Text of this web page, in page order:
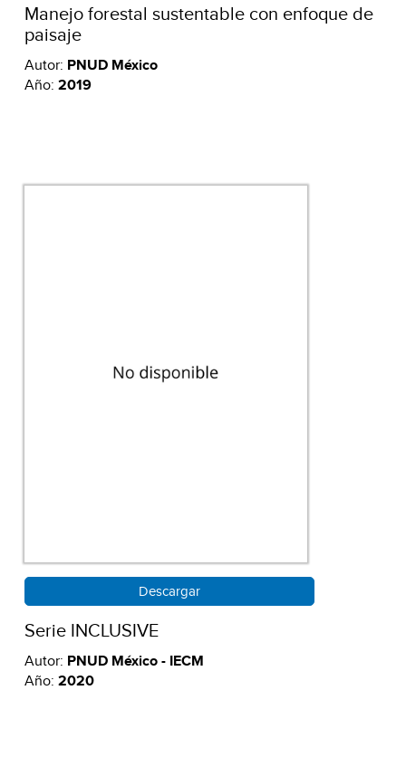
Manejo forestal sustentable con enfoque de
paisaje
Autor: PNUD México
Año: 2019
Descargar
Serie INCLUSIVE
Autor: PNUD México - IECM
Año: 2020